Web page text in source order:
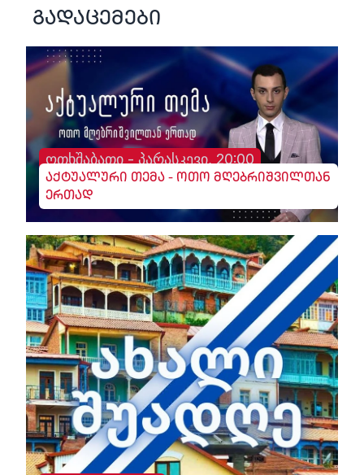
გადაცემები
ოთხშაბათი - პარასკევი, 20:00
აქტუალური თემა - ოთო მღებრიშვილთან
ერთად